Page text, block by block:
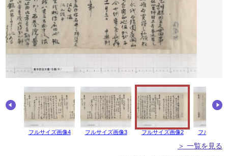
フルサイズ画像4 フルサイズ画像3 フルサイズ画像2 フルサイズ
＞ 一覧を見る